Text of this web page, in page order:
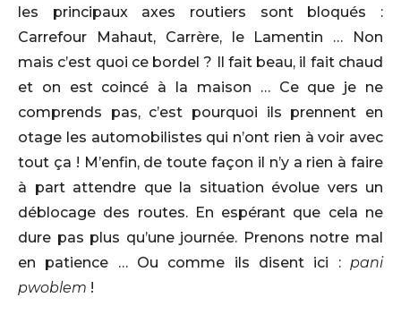
les principaux axes routiers sont bloqués :
Carrefour Mahaut, Carrère, le Lamentin … Non
mais c’est quoi ce bordel ? Il fait beau, il fait chaud
et on est coincé à la maison … Ce que je ne
comprends pas, c’est pourquoi ils prennent en
otage les automobilistes qui n’ont rien à voir avec
tout ça ! M’enfin, de toute façon il n’y a rien à faire
à part attendre que la situation évolue vers un
déblocage des routes. En espérant que cela ne
dure pas plus qu’une journée. Prenons notre mal
en patience … Ou comme ils disent ici : pani
pwoblem !